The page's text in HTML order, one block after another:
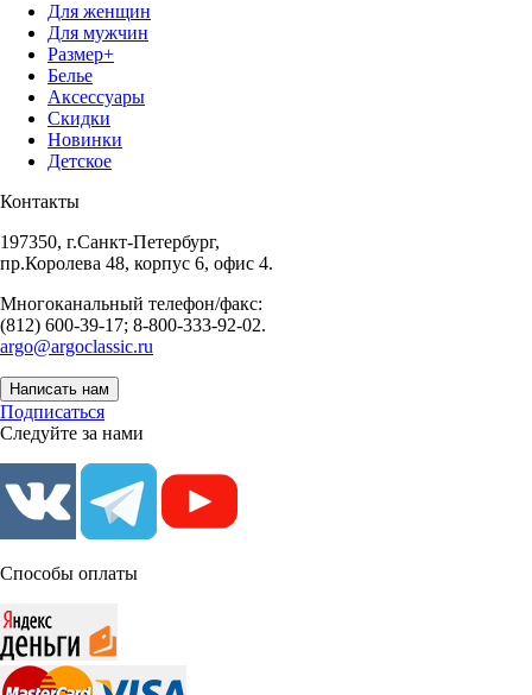
Для женщин
Для мужчин
Размер+
Белье
Аксессуары
Скидки
Новинки
Детское
Контакты
197350, г.Санкт-Петербург,
пр.Королева 48, корпус 6, офис 4.
Многоканальный телефон/факс:
(812) 600-39-17; 8-800-333-92-02.
argo@argoclassic.ru
Написать нам
Подписаться
Следуйте за нами
Способы оплаты